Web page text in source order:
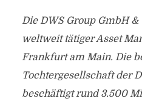
Die DWS Group GmbH &
weltweit tätiger Asset
Frankfurt am Main. Die
Tochtergesellschaft der
beschäftigt rund 3.500